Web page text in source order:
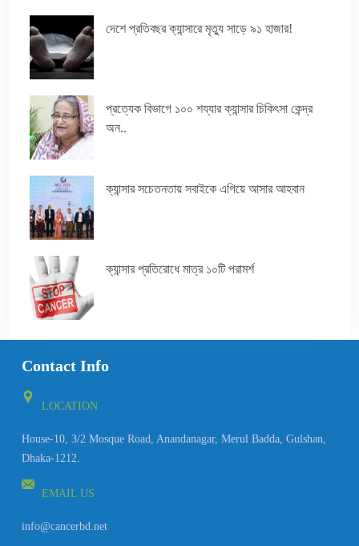
দেশে প্রতিবছর ক্যান্সারে মৃত্যু সাড়ে ৯১ হাজার!
প্রত্যেক বিভাগে ১০০ শয্যার ক্যান্সার চিকিৎসা কেন্দ্র
অন..
ক্যান্সার সচেতনতায় সবাইকে এগিয়ে আসার আহবান
ক্যান্সার প্রতিরোধে মাত্র ১০টি পরামর্শ
Contact Info
LOCATION
House-10, 3/2 Mosque Road, Anandanagar, Merul Badda, Gulshan,
Dhaka-1212.
EMAIL US
info@cancerbd.net